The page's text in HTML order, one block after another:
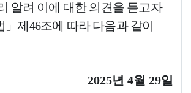
알려 이에 대한 의견을 듣고자
」제 46조에 따라 다음과 같이
2025년 4월 29일